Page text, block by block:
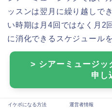
ッスンは翌月に繰り越しで
い時期は月4回ではなく月2
に消化できるスケジュール
> シアーミュージッ
申し
イケボになる方法 運営者情報